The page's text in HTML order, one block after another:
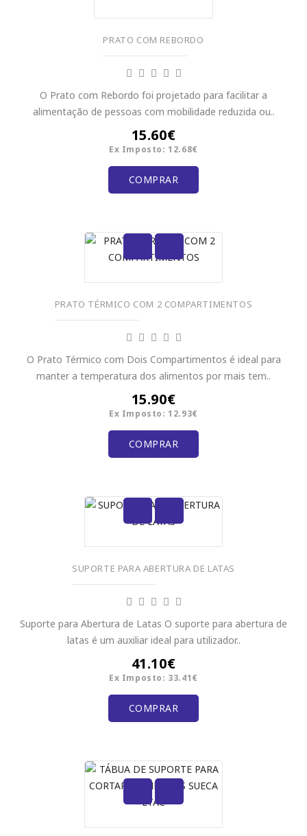
PRATO COM REBORDO
O Prato com Rebordo foi projetado para facilitar a
alimentação de pessoas com mobilidade reduzida ou..
15.60€
Ex Imposto: 12.68€
COMPRAR
PRATO TÉRMICO COM 2 COMPARTIMENTOS
O Prato Térmico com Dois Compartimentos é ideal para
manter a temperatura dos alimentos por mais tem..
15.90€
Ex Imposto: 12.93€
COMPRAR
SUPORTE PARA ABERTURA DE LATAS
Suporte para Abertura de Latas O suporte para abertura de
latas é um auxiliar ideal para utilizador..
41.10€
Ex Imposto: 33.41€
COMPRAR